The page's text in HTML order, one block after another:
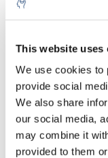
This website uses
We use cookies to
provide social
We also share
our social media,
may combine it
provided to them